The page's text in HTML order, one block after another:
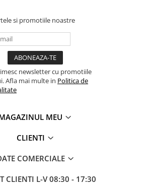
si promotiile noastre
newsletter cu promotiile
Afla mai multe in Politica de
MEU
CLIENTI
COMERCIALE
CLIENTI L-V 08:30 - 17:30